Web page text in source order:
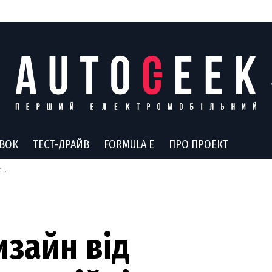
ТЕСТ-ДРАЙВ FORMULA E ПРО ПРОЕКТ
від